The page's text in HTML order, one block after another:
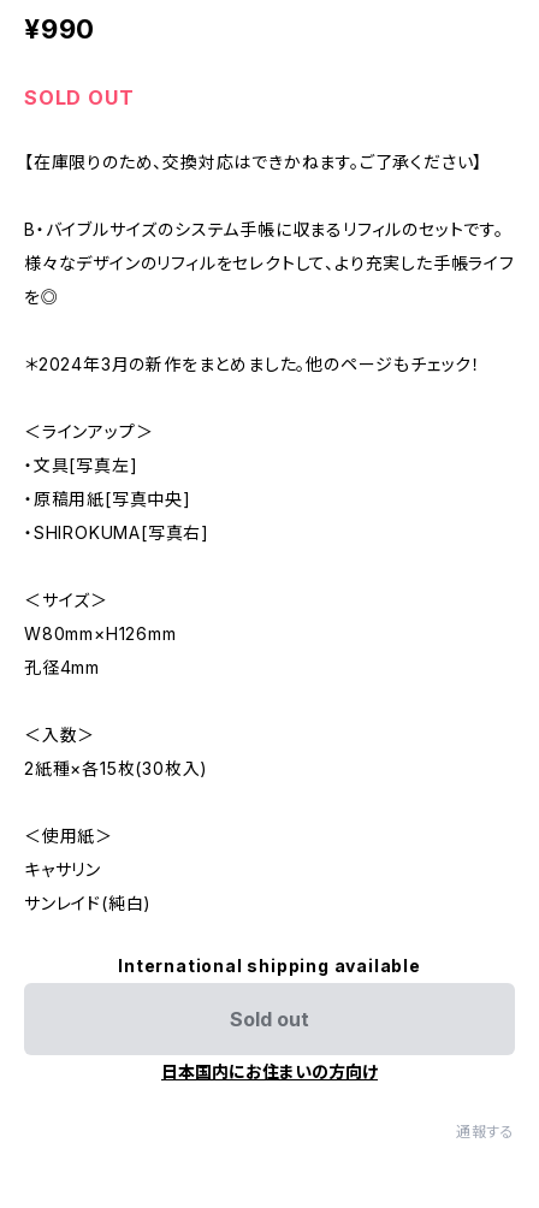
¥990
SOLD OUT
【在庫限りのため、交換対応はできかねます。ご了承ください】
B・バイブルサイズのシステム手帳に収まるリフィルのセットです。
様々なデザインのリフィルをセレクトして、より充実した手帳ライフ
を◎
＊2024年3月の新作をまとめました。他のページもチェック！
＜ラインアップ＞
・文具[写真左]
・原稿用紙[写真中央]
・SHIROKUMA[写真右]
＜サイズ＞
W80mm×H126mm
孔径4mm
＜入数＞
2紙種×各15枚(30枚入)
＜使用紙＞
キャサリン
サンレイド(純白)
International shipping available
Sold out
日本国内にお住まいの方向け
通報する